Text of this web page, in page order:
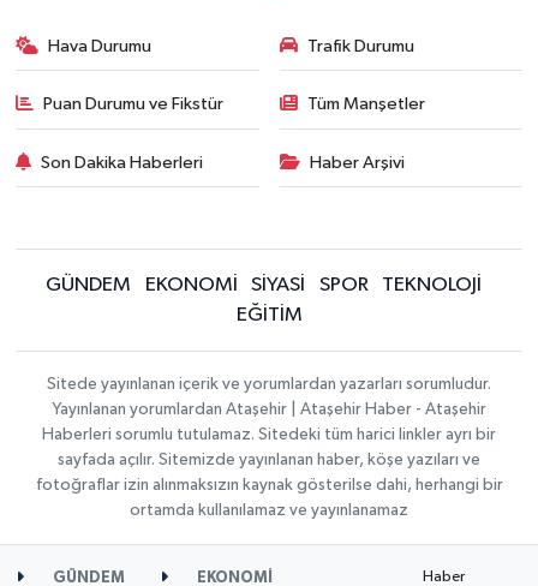
Hava Durumu Trafik Durumu
Puan Durumu ve Fikstür Tüm Manşetler
Son Dakika Haberleri Haber Arşivi
GÜNDEM EKONOMİ SİYASİ SPOR
TEKNOLOJİ
EĞİTİM
Sitede yayınlanan içerik ve yorumlardan yazarları sorumludur.
Yayınlanan yorumlardan Ataşehir | Ataşehir Haber - Ataşehir
Haberleri sorumlu tutulamaz. Sitedeki tüm harici linkler ayrı bir
sayfada açılır. Sitemizde yayınlanan haber, köşe yazıları ve
fotoğraflar izin alınmaksızın kaynak gösterilse dahi, herhangi bir
ortamda kullanılamaz ve yayınlanamaz
GÜNDEM EKONOMİ Haber